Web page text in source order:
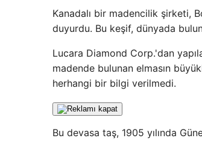
Kanadalı bir madencilik şirketi,
duyurdu. Bu keşif, dünyada
Lucara Diamond Corp.'dan
madende bulunan elmasın
herhangi bir bilgi verilmedi.
Bu devasa taş, 1905 yılında